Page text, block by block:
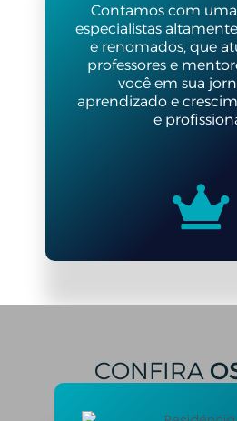
Contamos com
especialistas
e renomados, que
professores e
você em sua
aprendizado e
e
CONFIRA